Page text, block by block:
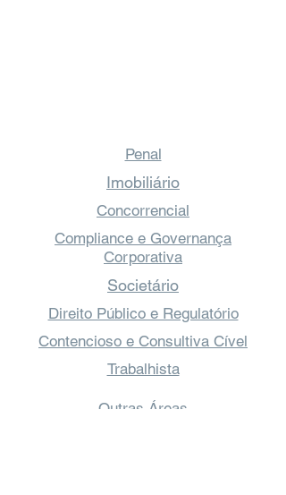
Penal
Imobiliário
Concorrencial
Compliance e Governança
Corporativa
Societário
Direito Público e Regulatório
Contencioso e Consultiva Cível
Trabalhista
Outras Áreas